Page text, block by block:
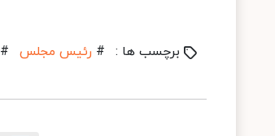
برچسب ها : # رئیس مجلس #